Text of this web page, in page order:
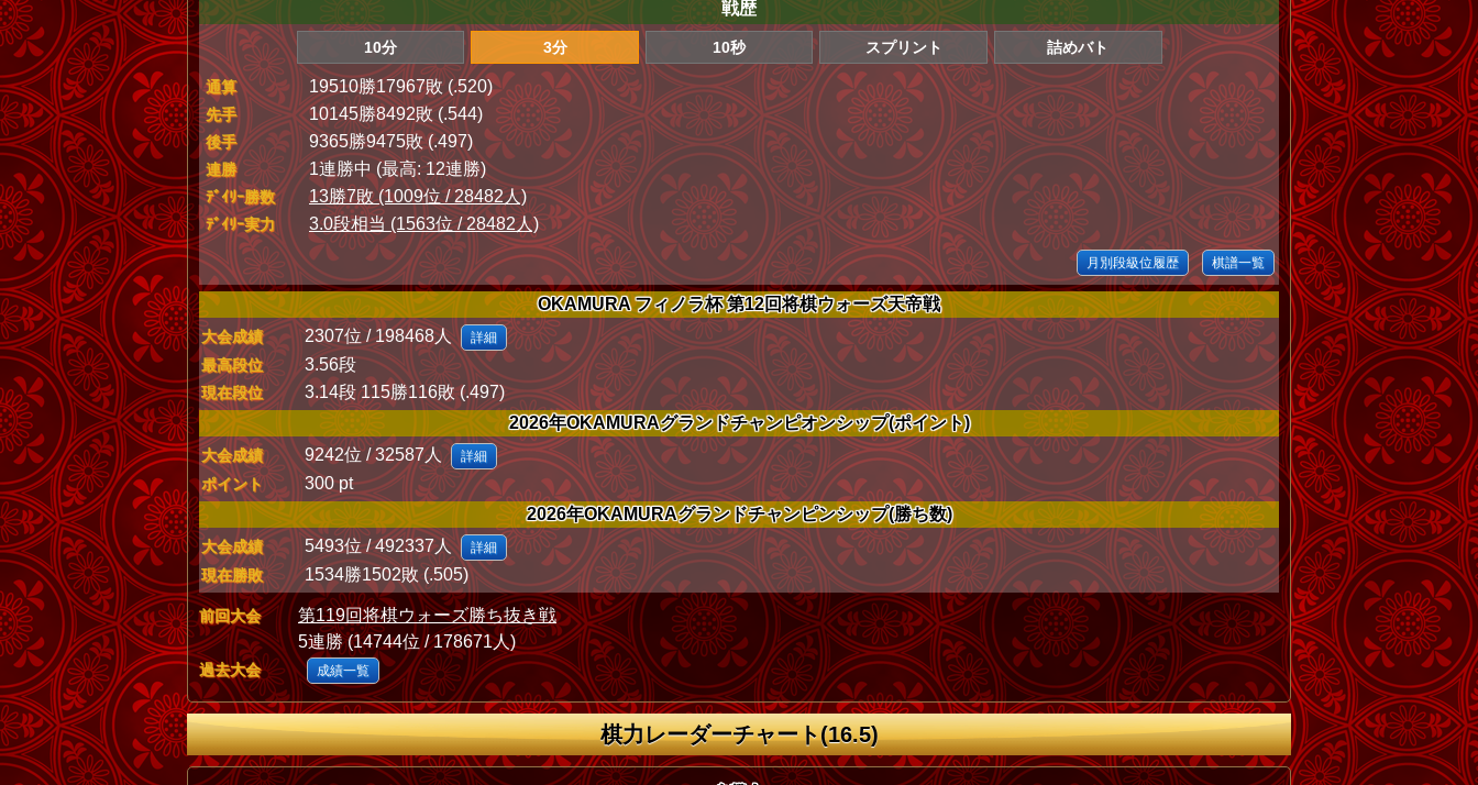
戦歴
10分 3分 10秒 スプリント 詰めバト
通算 19510勝17967敗 (.520)
先手 10145勝8492敗 (.544)
後手 9365勝9475敗 (.497)
連勝 1連勝中 (最高: 12連勝)
ﾃﾞｲﾘｰ勝数 13勝7敗 (1009位 / 28482人)
ﾃﾞｲﾘｰ実力 3.0段相当 (1563位 / 28482人)
月別段級位履歴 棋譜一覧
OKAMURA フィノラ杯 第12回将棋ウォーズ天帝戦
大会成績 2307位 / 198468人 詳細
最高段位 3.56段
現在段位
3.14段 115勝116敗 (.497)
2026年OKAMURAグランドチャンピオンシップ(ポイント)
大会成績 9242位 / 32587人 詳細
ポイント
300 pt
2026年OKAMURAグランドチャンピンシップ(勝ち数)
大会成績 5493位 / 492337人 詳細
現在勝敗 1534勝1502敗 (.505)
前回大会
第119回将棋ウォーズ勝ち抜き戦
5連勝 (14744位 / 178671人)
過去大会 成績一覧
棋力レーダーチャート(16.5)